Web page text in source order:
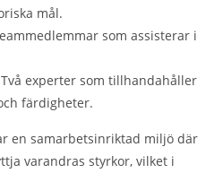
mål.
som assisterar i
Två experter som tillhandahåller
färdigheter.
en samarbetsinriktad miljö där
varandras styrkor, vilket i